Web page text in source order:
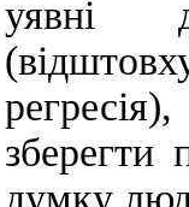
уявні
зберегти